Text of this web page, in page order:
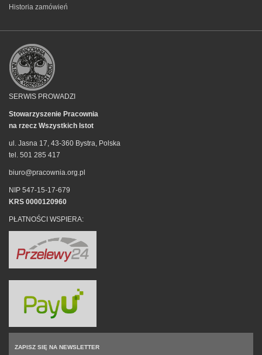
Historia zamówień
SERWIS PROWADZI
Stowarzyszenie Pracownia
na rzecz Wszystkich Istot
ul. Jasna 17, 43-360 Bystra, Polska
tel. 501 285 417
biuro@pracownia.org.pl
NIP 547-15-17-679
KRS 0000120960
PŁATNOŚCI WSPIERA:
ZAPISZ SIĘ NA NEWSLETTER